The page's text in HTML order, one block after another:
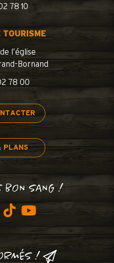
78 10
TOURISME
l’église
Bornand
78 00
PLANS
BON SANG !
!